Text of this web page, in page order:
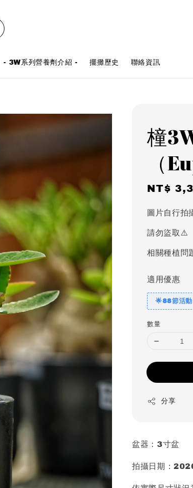
- 3W系列營養劑介紹 - 擺攤歷史 聯絡資訊
橦
（
Sale
NT$
圖片自行拍
請勿盜取⚠️
相關種植問
適用優惠
🌟88節活動
數量
分享
盆器：3寸盆
拍攝日期：